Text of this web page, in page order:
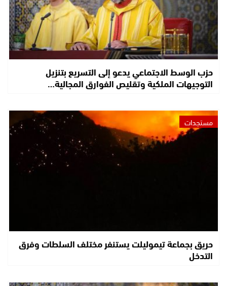
حزب الوسط الاجتماعي يدعو إلى التسريع بتنزيل
التوجيهات الملكية وتقليص الفوارق المجالية…
مستجدات
حريق بجماعة تيموليلت يستنفر مختلف السلطات وفرق
التدخل